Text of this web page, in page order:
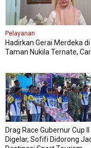
Pelayanan
Hadirkan Gerai Merdeka di
Taman Nukila Ternate,
Drag Race Gubernur Cup II
Digelar, Sofifi Didorong